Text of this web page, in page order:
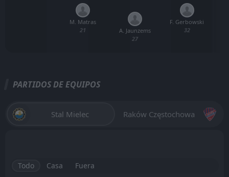
M. Matras
21
A. Jaunzems
27
F. Gerbowski
32
PARTIDOS DE EQUIPOS
Stal Mielec Raków Częstochowa
Todo Casa Fuera